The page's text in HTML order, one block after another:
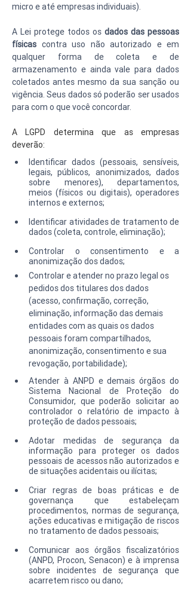
micro e até empresas individuais).
A Lei protege todos os dados das pessoas
físicas contra uso não autorizado e em
qualquer forma de coleta e de
armazenamento e ainda vale para dados
coletados antes mesmo da sua sanção ou
vigência. Seus dados só poderão ser usados
para com o que você concordar.
A LGPD determina que as empresas
deverão:
Identificar dados (pessoais, sensíveis,
legais, públicos, anonimizados, dados
sobre menores), departamentos,
meios (físicos ou digitais), operadores
internos e externos;
Identificar atividades de tratamento de
dados (coleta, controle, eliminação);
Controlar o consentimento e a
anonimização dos dados;
Controlar e atender no prazo legal os
pedidos dos titulares dos dados
(acesso, confirmação, correção,
eliminação, informação das demais
entidades com as quais os dados
pessoais foram compartilhados,
anonimização, consentimento e sua
revogação, portabilidade);
Atender à ANPD e demais órgãos do
Sistema Nacional de Proteção do
Consumidor, que poderão solicitar ao
controlador o relatório de impacto à
proteção de dados pessoais;
Adotar medidas de segurança da
informação para proteger os dados
pessoais de acessos não autorizados e
de situações acidentais ou ilícitas;
Criar regras de boas práticas e de
governança que estabeleçam
procedimentos, normas de segurança,
ações educativas e mitigação de riscos
no tratamento de dados pessoais;
Comunicar aos órgãos fiscalizatórios
(ANPD, Procon, Senacon) e à imprensa
sobre incidentes de segurança que
acarretem risco ou dano;